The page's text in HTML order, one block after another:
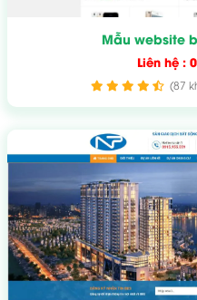
Mẫu website
Liên hệ :
(87